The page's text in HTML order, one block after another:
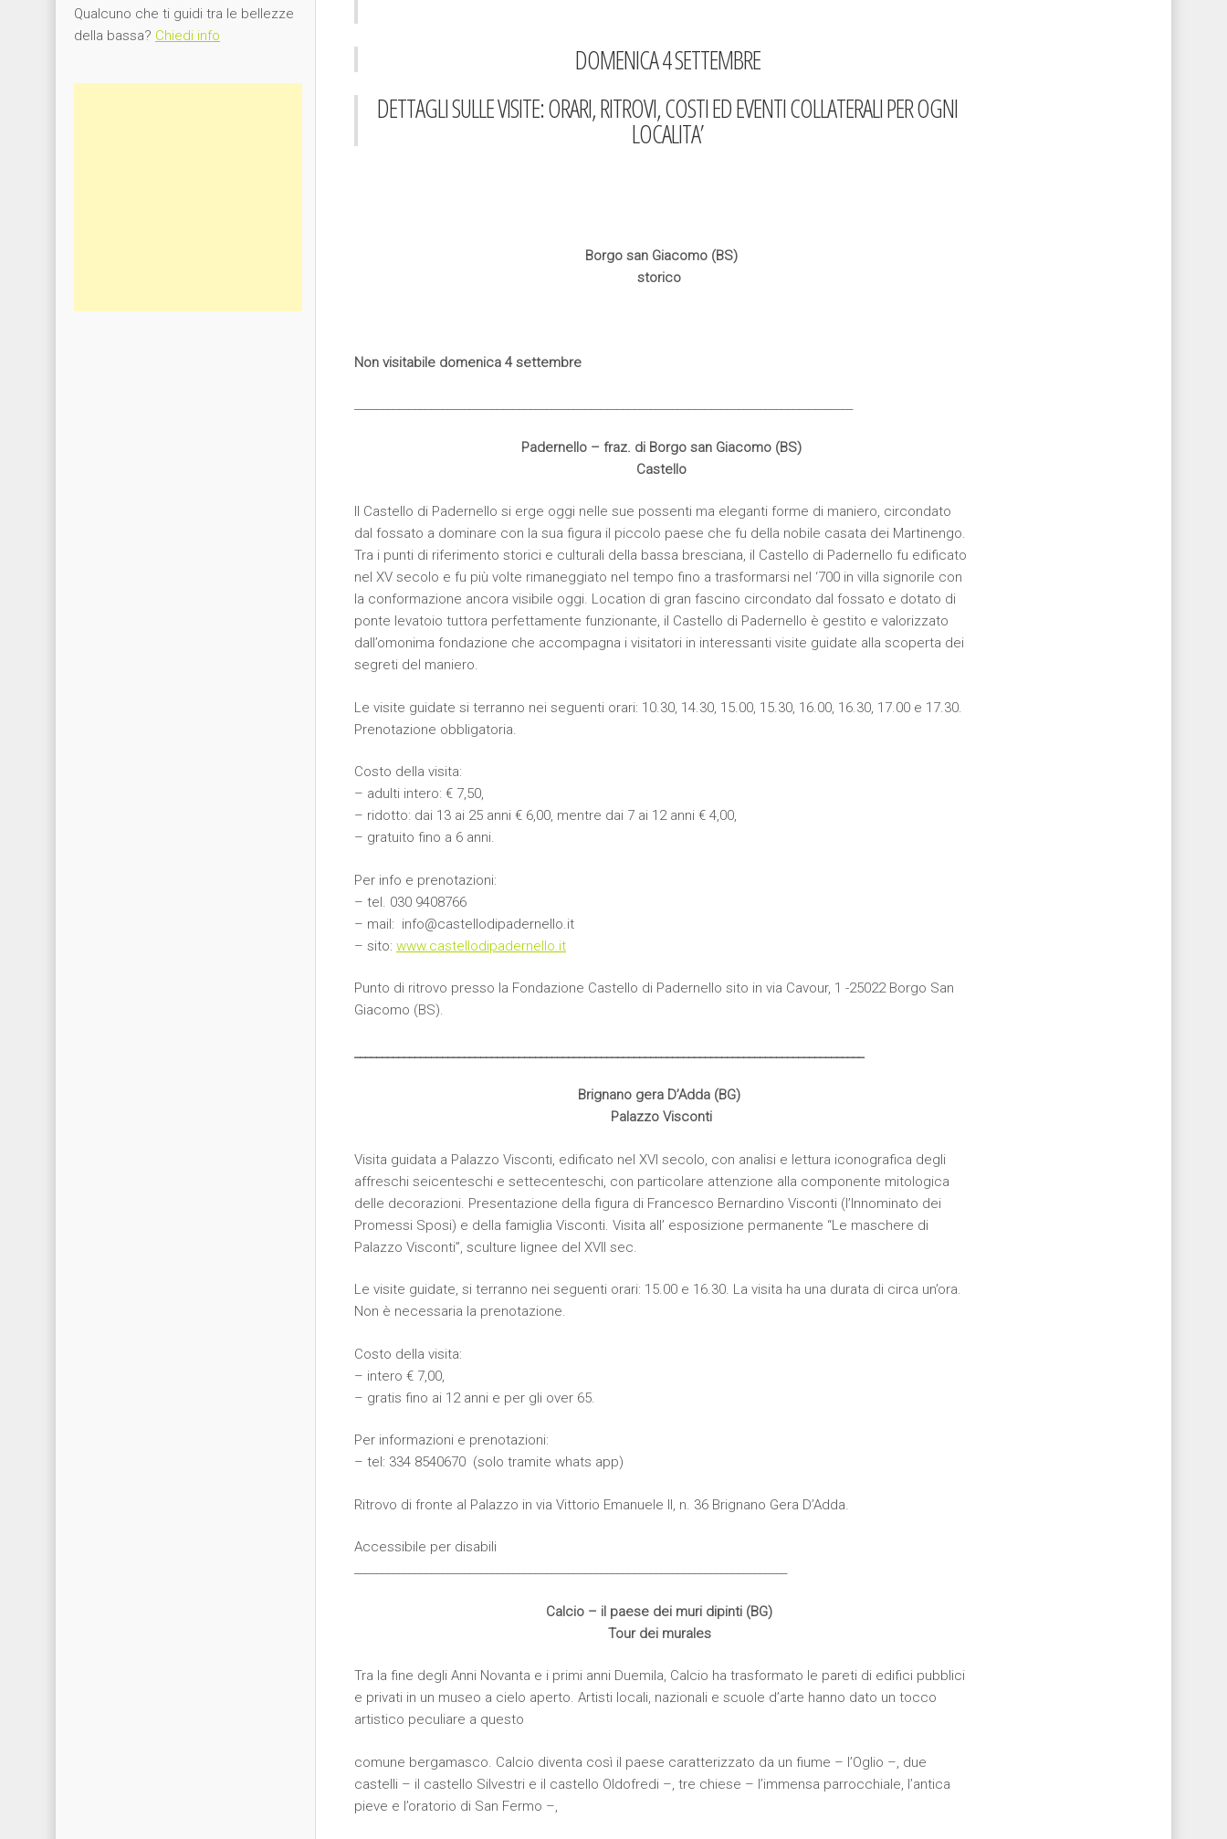
DOMENICA 4 SETTEMBRE
DETTAGLI SULLE VISITE: ORARI, RITROVI, COSTI ED EVENTI COLLATERALI PER OGNI
LOCALITA’
Borgo san Giacomo (BS)
storico
Non visitabile domenica 4 settembre
Padernello – fraz. di Borgo san Giacomo (BS)
Castello
Il Castello di Padernello si erge oggi nelle sue possenti ma eleganti forme di maniero, circondato
dal fossato a dominare con la sua figura il piccolo paese che fu della nobile casata dei Martinengo.
Tra i punti di riferimento storici e culturali della bassa bresciana, il Castello di Padernello fu edificato
nel XV secolo e fu più volte rimaneggiato nel tempo fino a trasformarsi nel ‘700 in villa signorile con
la conformazione ancora visibile oggi. Location di gran fascino circondato dal fossato e dotato di
ponte levatoio tuttora perfettamente funzionante, il Castello di Padernello è gestito e valorizzato
dall’omonima fondazione che accompagna i visitatori in interessanti visite guidate alla scoperta dei
segreti del maniero.
Le visite guidate si terranno nei seguenti orari: 10.30, 14.30, 15.00, 15.30, 16.00, 16.30, 17.00 e 17.30.
Prenotazione obbligatoria.
Costo della visita:
– adulti intero: € 7,50,
– ridotto: dai 13 ai 25 anni € 6,00, mentre dai 7 ai 12 anni € 4,00,
– gratuito fino a 6 anni.
Per info e prenotazioni:
– tel. 030 9408766
– mail: info@castellodipadernello.it
– sito: www.castellodipadernello.it
Punto di ritrovo presso la Fondazione Castello di Padernello sito in via Cavour, 1 -25022 Borgo San
Giacomo (BS).
Brignano gera D’Adda (BG)
Palazzo Visconti
Visita guidata a Palazzo Visconti, edificato nel XVI secolo, con analisi e lettura iconografica degli
affreschi seicenteschi e settecenteschi, con particolare attenzione alla componente mitologica
delle decorazioni. Presentazione della figura di Francesco Bernardino Visconti (l’Innominato dei
Promessi Sposi) e della famiglia Visconti. Visita all’ esposizione permanente “Le maschere di
Palazzo Visconti”, sculture lignee del XVII sec.
Le visite guidate, si terranno nei seguenti orari: 15.00 e 16.30. La visita ha una durata di circa un’ora.
Non è necessaria la prenotazione.
Costo della visita:
– intero € 7,00,
– gratis fino ai 12 anni e per gli over 65.
Per informazioni e prenotazioni:
– tel: 334 8540670 (solo tramite whats app)
Ritrovo di fronte al Palazzo in via Vittorio Emanuele II, n. 36 Brignano Gera D’Adda.
Accessibile per disabili
Calcio – il paese dei muri dipinti (BG)
Tour dei murales
Tra la fine degli Anni Novanta e i primi anni Duemila, Calcio ha trasformato le pareti di edifici pubblici
e privati in un museo a cielo aperto. Artisti locali, nazionali e scuole d’arte hanno dato un tocco
artistico peculiare a questo
comune bergamasco. Calcio diventa così il paese caratterizzato da un fiume – l’Oglio –, due
castelli – il castello Silvestri e il castello Oldofredi –, tre chiese – l’immensa parrocchiale, l’antica
pieve e l’oratorio di San Fermo –,
Qualcuno che ti guidi tra le bellezze
della bassa? Chiedi info